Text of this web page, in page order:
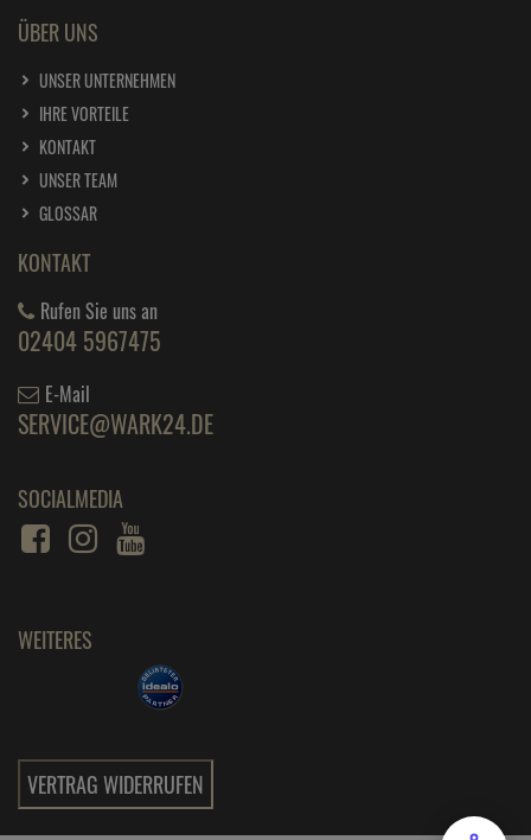
ÜBER UNS
UNSER UNTERNEHMEN
IHRE VORTEILE
KONTAKT
UNSER TEAM
GLOSSAR
KONTAKT
Rufen Sie uns an
02404 5967475
E-Mail
SERVICE@WARK24.DE
SOCIALMEDIA
WEITERES
VERTRAG WIDERRUFEN